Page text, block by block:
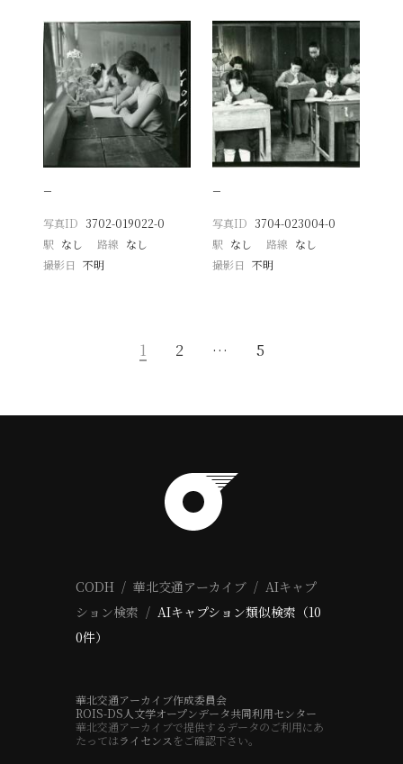
−
写真ID 3702-019022-0
駅 なし 路線 なし
撮影日
不明
−
写真ID 3704-023004-0
駅 なし 路線 なし
撮影日 不明
1 2 … 5
CODH 華北交通アーカイブ
AIキャプ
ション検索
AIキャプション類似検索（10
0件）
華北交通アーカイブ作成委員会
ROIS-DS人文学オープンデータ共同利用センター
華北交通アーカイブで提供するデータのご利用にあ
たってはライセンス をご確認下さい。